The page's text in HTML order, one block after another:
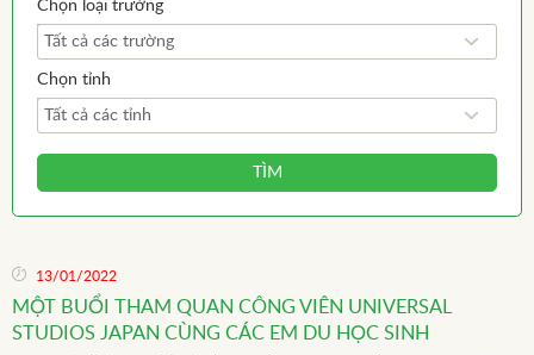
Chọn loại trường
Tất cả các trường
Chọn tỉnh
Tất cả các tỉnh
TÌM
13/01/2022
MỘT BUỔI THAM QUAN CÔNG VIÊN UNIVERSAL
STUDIOS JAPAN CÙNG CÁC EM DU HỌC SINH